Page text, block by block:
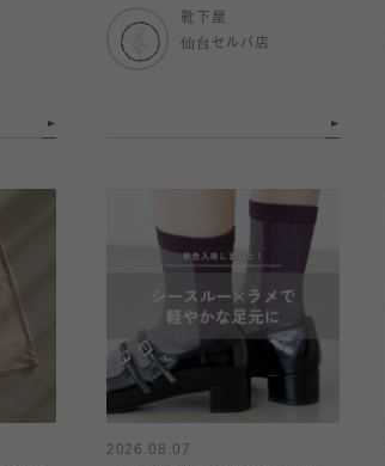
靴下屋
仙台セルバ店
2026.08.07